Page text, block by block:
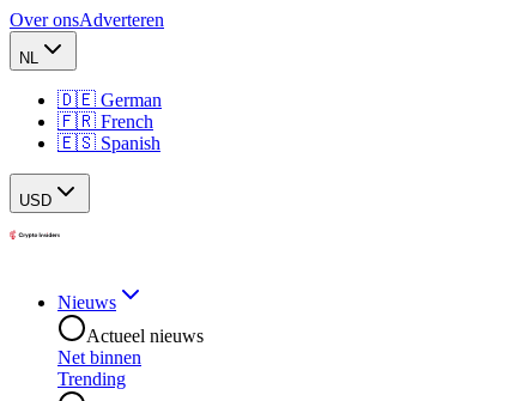
Over onsAdverteren
NL
🇩🇪 German
🇫🇷 French
🇪🇸 Spanish
USD
Nieuws
Actueel nieuws
Net binnen
Trending